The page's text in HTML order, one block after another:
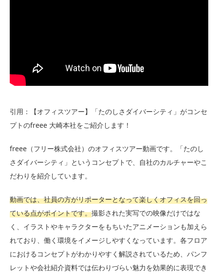
引用：【オフィスツアー】「たのしさダイバーシティ」がコンセ
プトのfreee 大崎本社をご紹介します！
freee（フリー株式会社）のオフィスツアー動画です。「たのし
さダイバーシティ」というコンセプトで、自社のカルチャーやこ
だわりを紹介しています。
動画では、社員の方がリポーターとなって楽しくオフィスを回っ
ている点がポイントです。撮影された実写での映像だけではな
く、イラストやキャラクターをもちいたアニメーションも加えら
れており、働く環境をイメージしやすくなっています。各フロア
におけるコンセプトがわかりやすく解説されているため、パンフ
レットや会社紹介資料では伝わりづらい魅力を効果的に表現でき